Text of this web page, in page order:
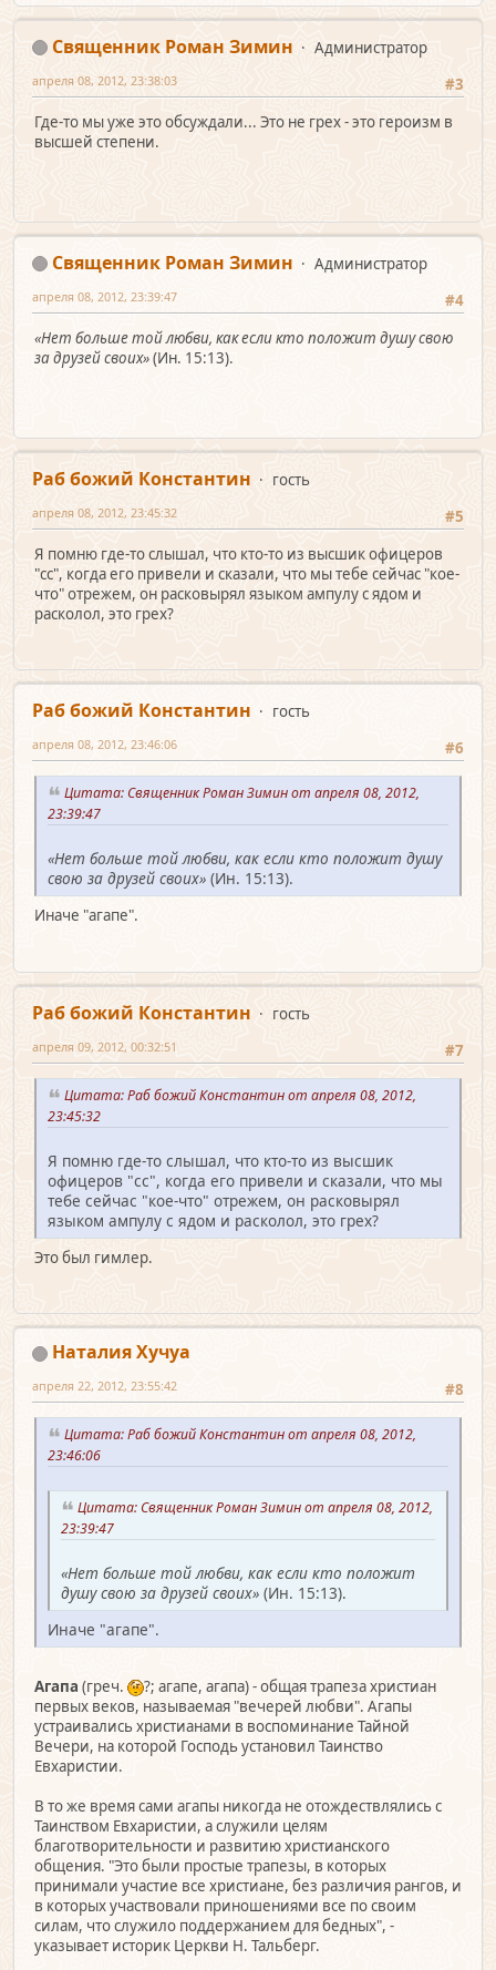
Священник Роман Зимин
Администратор
#3
апреля 08, 2012, 23:38:03
Где-то мы уже это обсуждали... Это не грех - это героизм в
высшей степени.
Священник Роман Зимин
Администратор
#4
апреля 08, 2012, 23:39:47
«Нет больше той любви, как если кто положит душу свою
за друзей своих»(Ин. 15:13).
Раб божий Константин
гость
#5
апреля 08, 2012, 23:45:32
Я помню где-то cлышал, что кто-то из выcшик офицеров
"cc", когда его привели и cказали, что мы тебе cейчаc "кое-
что" отрежем, он раcковырял языком ампулу c ядом и
раcколол, это грех?
Раб божий Константин
гость
#6
апреля 08, 2012, 23:46:06
Цитата: Священник Роман Зимин от апреля 08, 2012,
23:39:47
«Нет больше той любви, как если кто положит душу
свою за друзей своих» (Ин. 15:13).
Иначе "агапе".
Раб божий Константин
гость
#7
апреля 09, 2012, 00:32:51
Цитата: Раб божий Константин от апреля 08, 2012,
23:45:32
Я помню где-то cлышал, что кто-то из выcшик
офицеров "cc", когда его привели и cказали, что мы
тебе cейчаc "кое-что" отрежем, он раcковырял
языком ампулу c ядом и раcколол, это грех?
Это был гимлер.
Наталия Хучуа
#8
апреля 22, 2012, 23:55:42
Цитата: Раб божий Константин от апреля 08, 2012,
23:46:06
Цитата: Священник Роман Зимин от апреля 08, 2012,
23:39:47
«Нет больше той любви, как если кто положит
душу свою за друзей своих» (Ин. 15:13).
Иначе "агапе".
Агапа (греч.
?; агапе, агапа) - общая трапеза христиан
первых веков, называемая "вечерей любви". Агапы
устраивались христианами в воспоминание Тайной
Вечери, на которой Господь установил Таинство
Евхаристии.
В то же время сами агапы никогда не отождествлялись с
Таинством Евхаристии, а служили целям
благотворительности и развитию христианского
общения. "Это были простые трапезы, в которых
принимали участие все христиане, без различия рангов, и
в которых участвовали приношениями все по своим
силам, что служило поддержанием для бедных", -
указывает историк Церкви Н. Тальберг.